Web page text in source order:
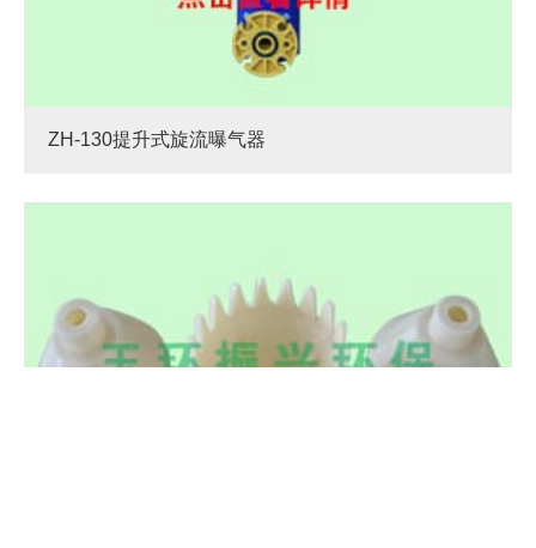
ZH-130提升式旋流曝气器